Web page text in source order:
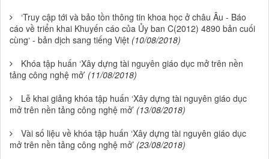
‘Truy cập tới và bảo tồn thông tin khoa học ở châu Âu - Báo
cáo về triển khai Khuyến cáo của Ủy ban C(2012) 4890 bản cuối
cùng‘ - bản dịch sang tiếng Việt (10/08/2018)
Khóa tập huấn ‘Xây dựng tài nguyên giáo dục mở trên nền
tảng công nghệ mở’ (11/08/2018)
Lễ khai giảng khóa tập huấn ‘Xây dựng tài nguyên giáo dục
mở trên nền tảng công nghệ mở’ (13/08/2018)
Vài số liệu về khóa tập huấn ‘Xây dựng tài nguyên giáo dục
mở trên nền tảng công nghệ mở’ (23/08/2018)